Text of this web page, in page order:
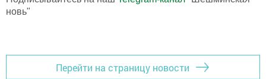
новь"
Перейти на страницу новости